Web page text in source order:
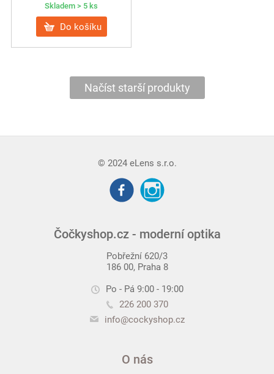
Skladem > 5 ks
Do košíku
Načíst starší produkty
© 2024 eLens s.r.o.
Čočkyshop.cz - moderní optika
Pobřežní 620/3
186 00, Praha 8
Po - Pá 9:00 - 19:00
226 200 370
info@cockyshop.cz
O nás